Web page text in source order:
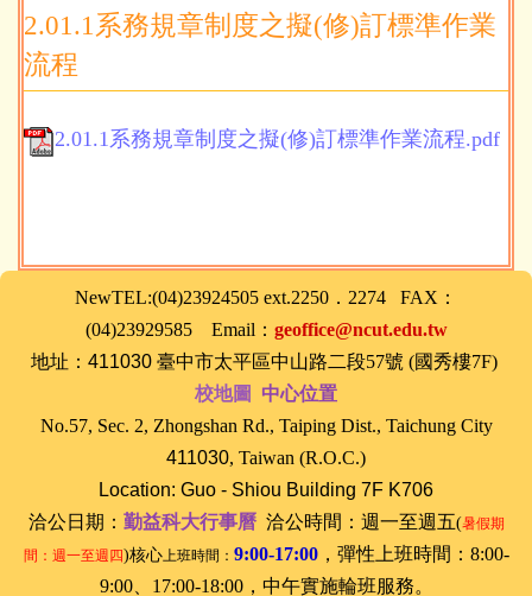
2.01.1系務規章制度之擬(修)訂標準作業
流程
2.01.1系務規章制度之擬(修)訂標準作業流程.pdf
NewTEL:(04)23924505 ext.2250．2274 FAX：
(04)23929585 Email： geoffice@ncut.edu.tw
地址： 411030臺中市太平區中山路二段57號 (國秀樓7F)
校地圖
中心位置
No.57, Sec. 2, Zhongshan Rd., Taiping Dist., Taichung City
411030, Taiwan (R.O.C.)
Location: Guo - Shiou Building 7F K706
洽公日期： 勤益科大行事曆 洽公時間： 週一至週五(暑假期
間：週一至週四)核心上班時間： 9:00-17:00， 彈性上班時間：8:00-
9:00、17:00-18:00， 中午實施輪班服務。